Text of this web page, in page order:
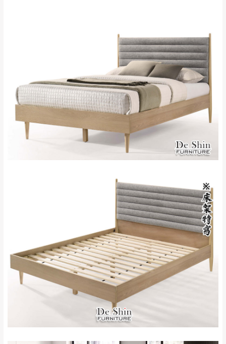
＊A108產品另收運費
新北
雙溪、貢寮、烏
來、平溪、九份、
石門、林口 下福
里、新店山區、三
峽山區、石碇、坪
林、福隆、淡水山
區、北投湖山路、
$ 9,000以上：免
$ 9,000以下：
＊A108產品另收運費
苗栗
$ 9,000以上：免
運費
$ 9,000以下：
NT$500元
＊A108產品另收運費
卓蘭鎮、三灣、通
霄山區、西湖、泰
安鄉、大湖鄉、頭
屋、獅潭鄉
配送天數：5~14天
到貨時間：指定送貨日當天以電話聯絡確認
苗栗至基隆；其它地區暫不開放，如因特殊
地型限制(山區、鄉、鎮、村)、樓梯太小、無
法搬運上樓等因素，導致無法配送，本公司
保有出貨的權利。
保護物流人員的工作安全，賣家無提供吊掛
服務，若需以吊車或其他的吊掛方式吊運，
費用將由買方自行支付。
因大型傢俱有組裝、配送的問題，並非一般
機當天到貨前皆會再與您通知，讓你不用整
天在家等貨，以節省您的寶貴時間。
由於百貨公司配送較為不易，故暫無法配送
發票寄送：
若您選擇三聯式或索取兩聯式發票，發票將於商品
完成出貨15個工作天另行寄出，另外約加上2~7個
工作天內送達，如遇國定假日將順延寄送。